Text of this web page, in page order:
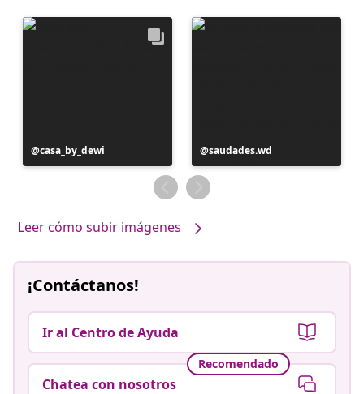
Publicación
realizada
casa_by_dewi
Publicación
realizada
por
saudades.wd
Leer cómo subir imágenes
¡Contáctanos!
Ir al Centro de Ayuda
Recomendado
Chatea con nosotros